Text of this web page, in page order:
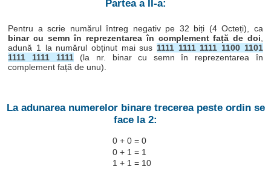
Partea a II-a:
Pentru a scrie numărul întreg negativ pe 32 biți (4 Octeți), ca
binar cu semn în reprezentarea în complement față de doi,
adună 1 la numărul obținut mai sus1111 1111 1111 1100 1101
1111 1111 1111(la nr. binar cu semn în reprezentarea în
complement față de unu).
La adunarea numerelor binare trecerea peste ordin se
face la 2:
0 + 0 = 0
0 + 1 = 1
1 + 1 = 10